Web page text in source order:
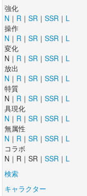
強化
N ｜ R ｜ SR ｜ SSR ｜ L
操作
N ｜ R ｜ SR ｜ SSR ｜ L
変化
N｜ R ｜ SR ｜ SSR ｜ L
放出
N ｜ R ｜ SR ｜ SSR ｜ L
特質
N｜ R ｜ SR ｜ SSR ｜ L
具現化
N ｜ R ｜ SR ｜ SSR ｜ L
無属性
N ｜ R ｜ SR ｜ SSR ｜ L
コラボ
N｜R｜SR｜ SSR ｜ L
検索
キャラクター